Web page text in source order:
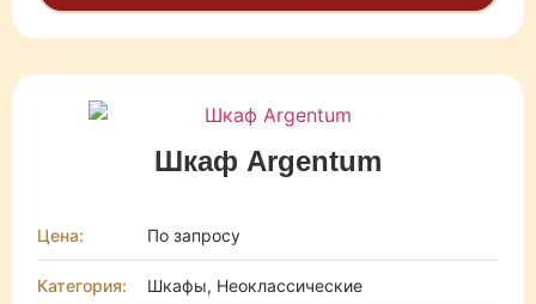
Шкаф Argentum
Цена: По запросу
Категория: Шкафы, Неоклассические